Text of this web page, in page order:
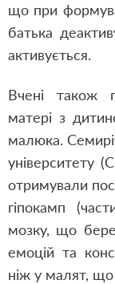
що при
батька
активується.
Вчені також
матері з
малюка.
університету
отримували
гіпокамп
мозку, що
емоцій та
ніж у малят, що